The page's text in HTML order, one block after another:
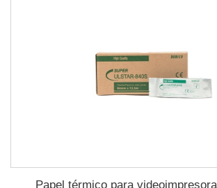
Papel térmico para